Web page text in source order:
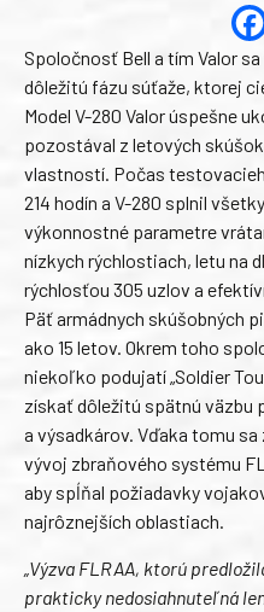
Spoločnosť Bell a tím Valor
dôležitú fázu súťaže, ktorej
Model V-280 Valor úspešne
pozostával z letových
vlastností. Počas
214 hodín a V-280 splnil
výkonnostné parametre
nízkych rýchlostiach, letu na
rýchlosťou 305 uzlov a
Päť armádnych skúšobných
ako 15 letov. Okrem toho
niekoľko podujatí „Soldier
získať dôležitú spätnú väzbu
a výsadkárov. Vďaka tomu
vývoj zbraňového systému
aby spĺňal požiadavky
najrôznejších oblastiach.
„Výzva FLRAA, ktorú
prakticky nedosiahnuteľná